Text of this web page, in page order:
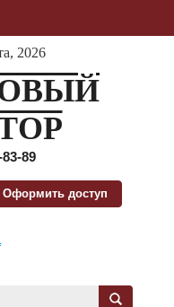
2026
89
Оформить доступ